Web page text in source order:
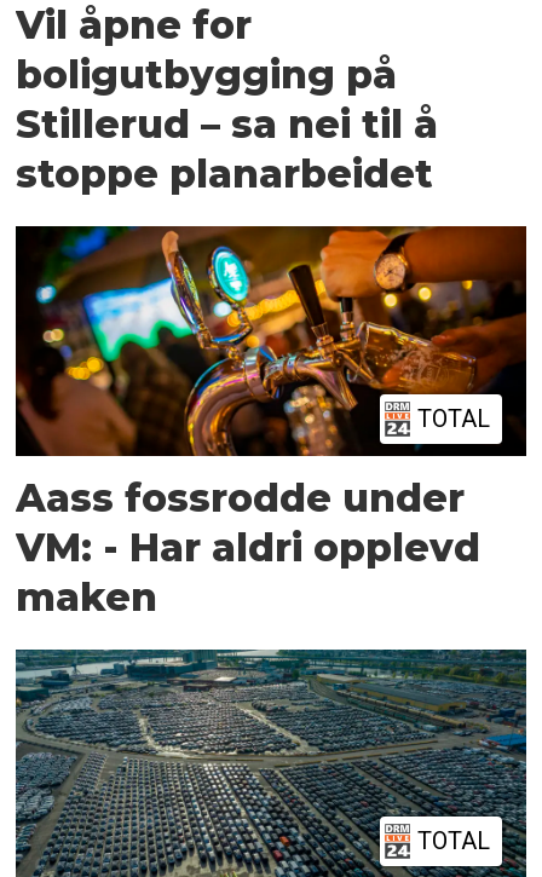
Vil åpne for
boligutbygging på
Stillerud – sa nei til å
stoppe planarbeidet
TOTAL
Aass fossrodde under
VM: - Har aldri opplevd
maken
TOTAL